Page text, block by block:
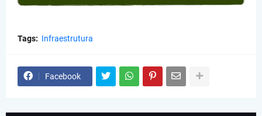
Tags: Infraestrutura
Facebook